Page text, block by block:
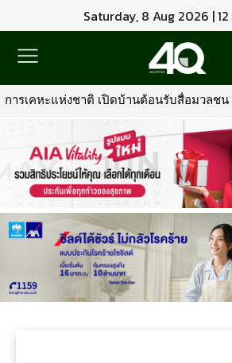
Saturday, 8 Aug 2026 | 12
รเคหะแห่งชาติ เปิดบ้านต้อนรับสื่อมวลชน